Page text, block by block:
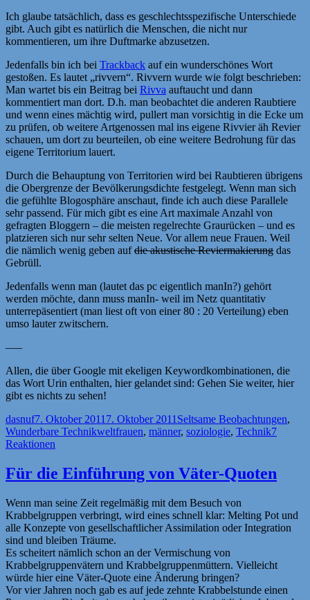
Ich glaube tatsächlich, dass es geschlechtsspezifische Unterschiede
gibt. Auch gibt es natürlich die Menschen, die nicht nur
kommentieren, um ihre Duftmarke abzusetzen.
Jedenfalls bin ich bei Trackback auf ein wunderschönes Wort
gestoßen. Es lautet „rivvern“. Rivvern wurde wie folgt beschrieben:
Man wartet bis ein Beitrag bei Rivva auftaucht und dann
kommentiert man dort. D.h. man beobachtet die anderen Raubtiere
und wenn eines mächtig wird, pullert man vorsichtig in die Ecke um
zu prüfen, ob weitere Artgenossen mal ins eigene Rivvier äh Revier
schauen, um dort zu beurteilen, ob eine weitere Bedrohung für das
eigene Territorium lauert.
Durch die Behauptung von Territorien wird bei Raubtieren übrigens
die Obergrenze der Bevölkerungsdichte festgelegt. Wenn man sich
die gefühlte Blogosphäre anschaut, finde ich auch diese Parallele
sehr passend. Für mich gibt es eine Art maximale Anzahl von
gefragten Bloggern – die meisten regelrechte Graurücken – und es
platzieren sich nur sehr selten Neue. Vor allem neue Frauen. Weil
die nämlich wenig geben aufdie akustische Reviermakierung das
Gebrüll.
Jedenfalls wenn man (lautet das pc eigentlich manIn?) gehört
werden möchte, dann muss manIn- weil im Netz quantitativ
unterrepäsentiert (man liest oft von einer 80 : 20 Verteilung) eben
umso lauter zwitschern.
—–
Allen, die über Google mit ekeligen Keywordkombinationen, die
das Wort Urin enthalten, hier gelandet sind: Gehen Sie weiter, hier
gibt es nichts zu sehen!
Autor
dasnufVeröffentlicht
am
7. Oktober 2011 7. Oktober 2011 Kategorien
Seltsame Beobachtungen,
Wunderbare TechnikweltSchlagwörter
frauen, männer, soziologie, Technik7
Reaktionen
Für die Einführung von Väter-Quoten
Wenn man seine Zeit regelmäßig mit dem Besuch von
Krabbelgruppen verbringt, wird eines schnell klar: Melting Pot und
alle Konzepte von gesellschaftlicher Assimilation oder Integration
sind und bleiben Träume.
Es scheitert nämlich schon an der Vermischung von
Krabbelgruppenvätern und Krabbelgruppenmüttern. Vielleicht
würde hier eine Väter-Quote eine Änderung bringen?
Vor vier Jahren noch gab es auf jede zehnte Krabbelstunde einen